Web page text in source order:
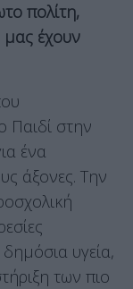
πολίτη,
έχουν
Παιδί στην
ένα
άξονες. Tην
υγεία,
των πιο